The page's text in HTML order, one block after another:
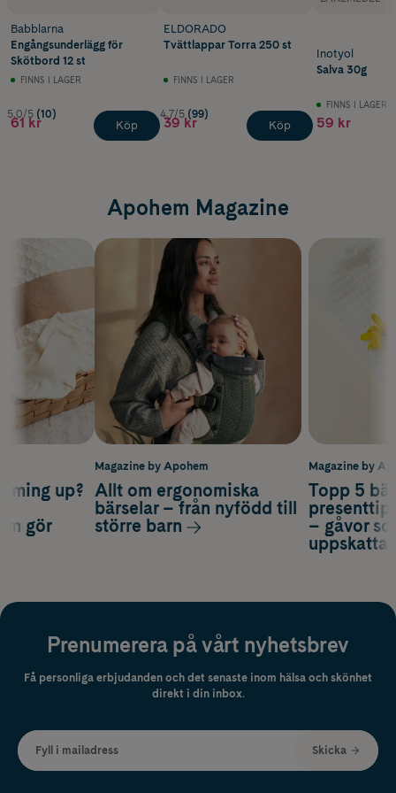
Babblarna
Engångsunderlägg för
Skötbord 12 st
FINNS I LAGER
5.0/5 (10)
61 kr Köp
ELDORADO
Tvättlappar Torra 250 st
FINNS I LAGER
4.7/5 (99)
39 kr Köp
Inotyol
Salva 30g
FINNS I LAGER
59 kr
Apohem Magazine
Magazine by
Topp 5
– gåvor
up?
gör
Magazine by Apohem
Allt om ergonomiska
bärselar – från nyfödd till
större barn
Prenumerera på vårt nyhetsbrev
Få personliga erbjudanden och det senaste inom hälsa och skönhet
direkt i din inbox.
Fyll i mailadress Skicka